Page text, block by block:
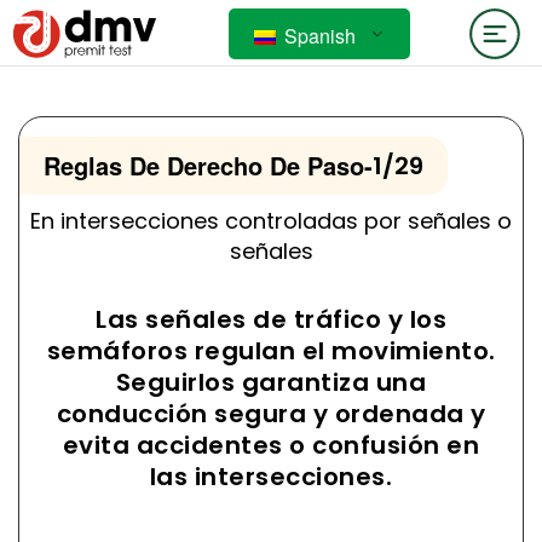
Spanish
Reglas De Derecho De Paso-1/29
En intersecciones controladas por señales o
señales
Las señales de tráfico y los
semáforos regulan el movimiento.
Seguirlos garantiza una
conducción segura y ordenada y
evita accidentes o confusión en
las intersecciones.